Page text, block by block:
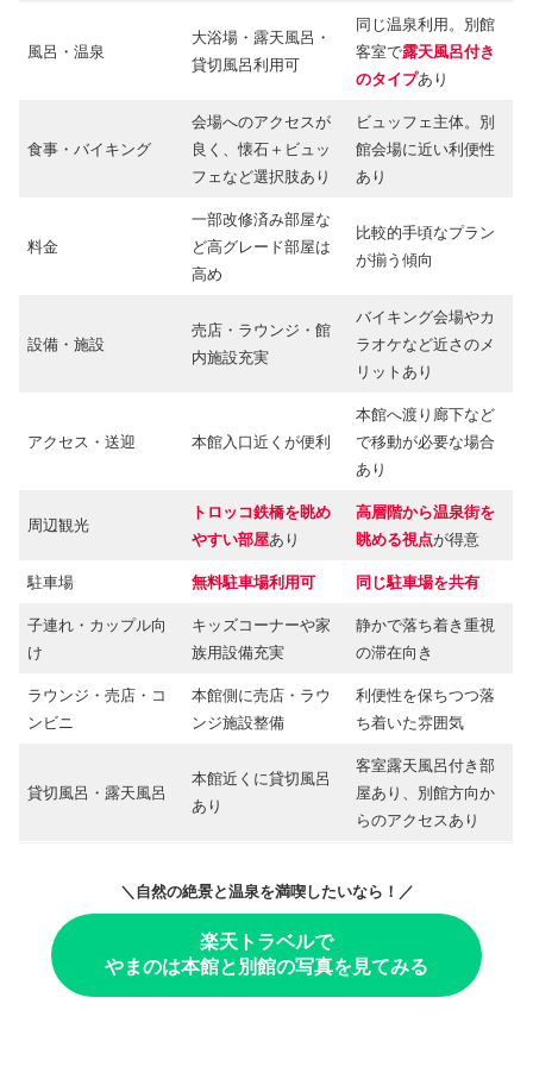
風呂・温泉
大浴場・露天風呂・
貸切風呂利用可
同じ温泉利用。別館
客室で露天風呂付き
のタイプあり
食事・バイキング
会場へのアクセスが
良く、懐石＋ビュッ
フェなど選択肢あり
ビュッフェ主体。別
館会場に近い利便性
あり
料金
一部改修済み部屋な
ど高グレード部屋は
高め
比較的手頃なプラン
が揃う傾向
設備・施設
売店・ラウンジ・館
内施設充実
バイキング会場やカ
ラオケなど近さのメ
リットあり
アクセス・送迎 本館入口近くが便利
本館へ渡り廊下など
で移動が必要な場合
あり
周辺観光
トロッコ鉄橋を眺め
やすい部屋あり
高層階から温泉街を
眺める視点が得意
駐車場 無料駐車場利用可 同じ駐車場を共有
子連れ・カップル向
け
キッズコーナーや家
族用設備充実
静かで落ち着き重視
の滞在向き
ラウンジ・売店・コ
ンビニ
本館側に売店・ラウ
ンジ施設整備
利便性を保ちつつ落
ち着いた雰囲気
貸切風呂・露天風呂
本館近くに貸切風呂
あり
客室露天風呂付き部
屋あり、別館方向か
らのアクセスあり
＼自然の絶景と温泉を満喫したいなら！／
楽天トラベルで
やまのは本館と別館の写真を見てみる